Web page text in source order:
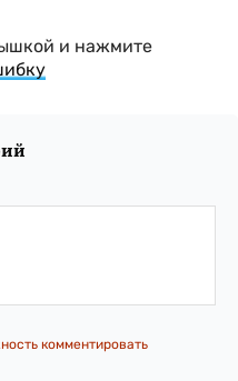
и нажмите
комментировать